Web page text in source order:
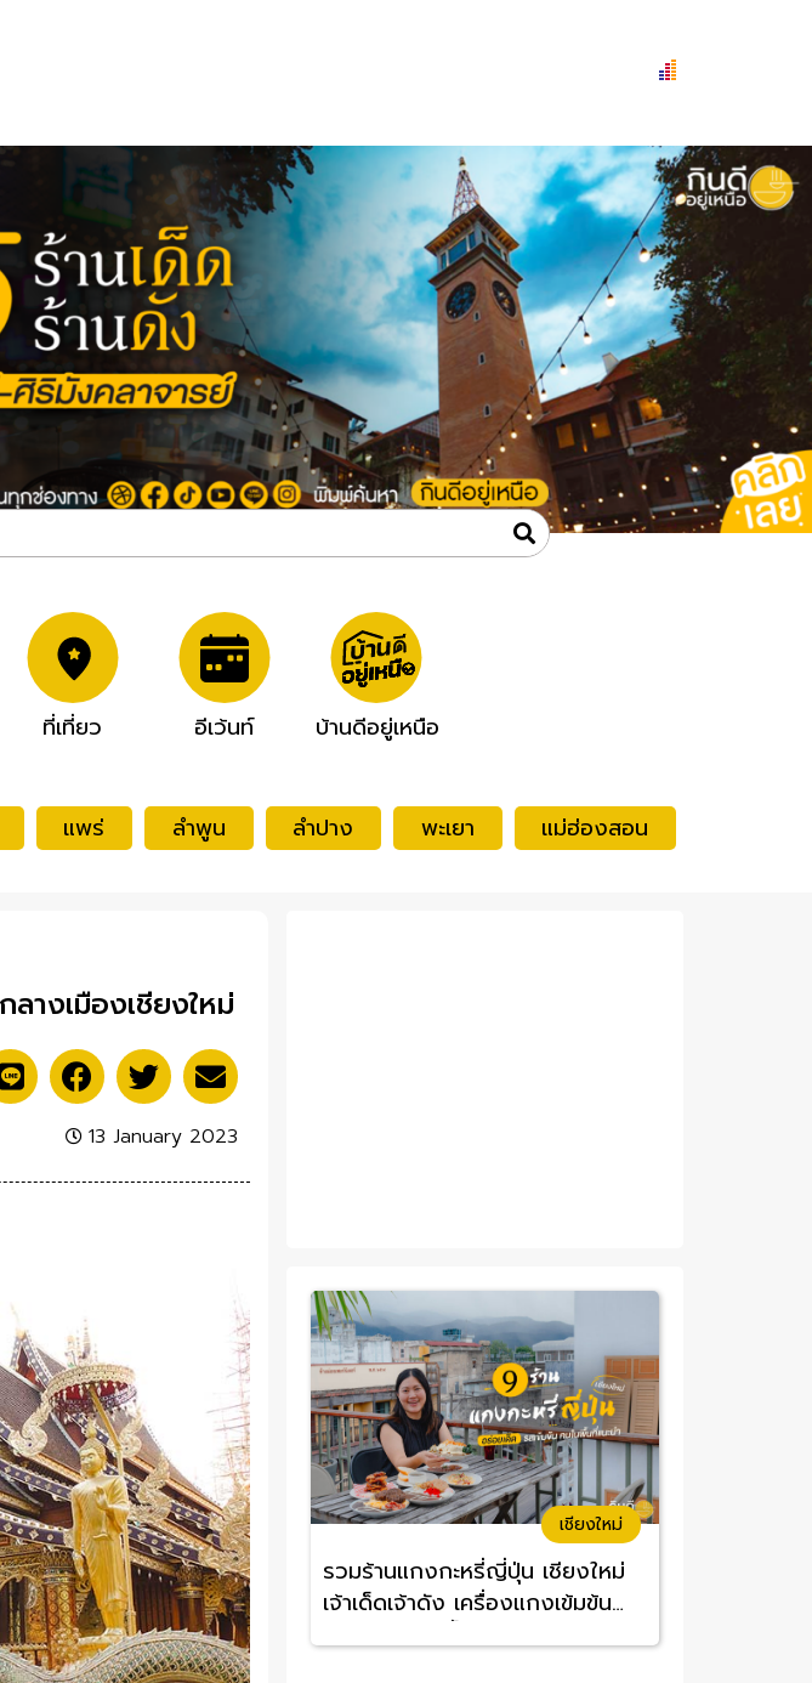
ที่เที่ยว อีเว้นท์ บ้านดีอยู่เหนือ
แพร่ ลำพูน ลำปาง พะเยา แม่ฮ่องสอน
างเมืองเชียงใหม่
13 January 2023
เชียงใหม่
รวมร้านแกงกะหรี่ญี่ปุ่น เชียงใหม่
เจ้าเด็ดเจ้าดัง เครื่องแกงเข้มข้น